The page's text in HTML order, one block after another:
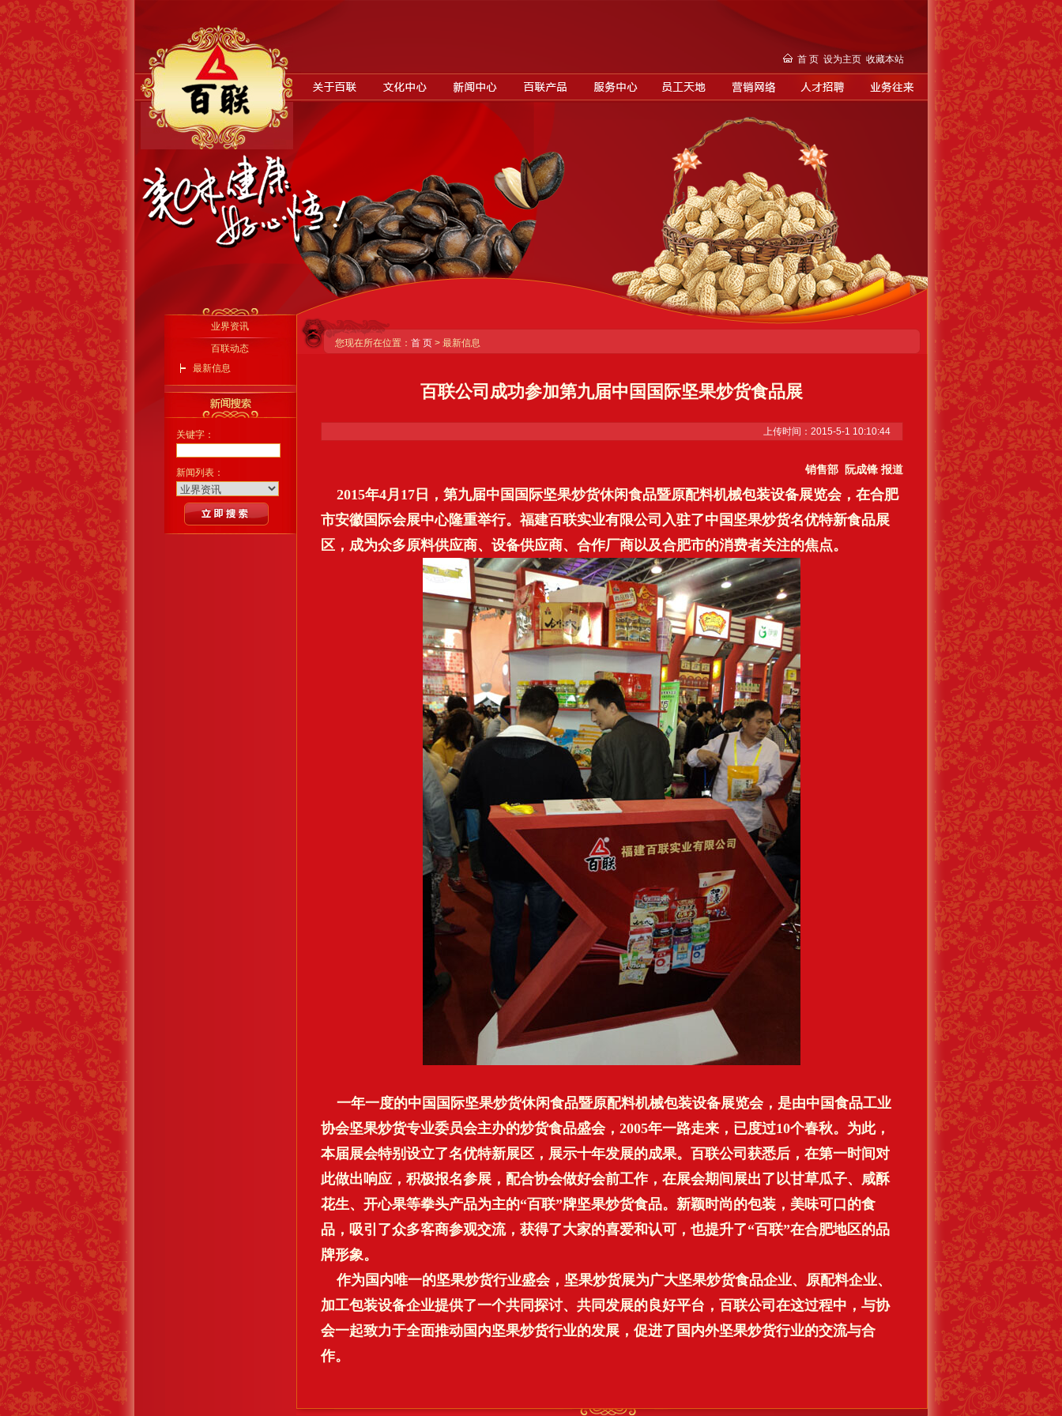
首 页 设为主页 收藏本站
业界资讯
百联动态
最新信息
关键字：
新闻列表：
您现在所在位置： 首 页> 最新信息
百联公司成功参加第九届中国国际坚果炒货食品展
上传时间：2015-5-1 10:10:44
销售部 阮成锋 报道
2015年4月17日，第九届中国国际坚果炒货休闲食品暨原配料机械包装设备展览会，在合肥
市安徽国际会展中心隆重举行。福建百联实业有限公司入驻了中国坚果炒货名优特新食品展
区，成为众多原料供应商、设备供应商、合作厂商以及合肥市的消费者关注的焦点。
一年一度的中国国际坚果炒货休闲食品暨原配料机械包装设备展览会，是由中国食品工业
协会坚果炒货专业委员会主办的炒货食品盛会，2005年一路走来，已度过10个春秋。为此，
本届展会特别设立了名优特新展区，展示十年发展的成果。百联公司获悉后，在第一时间对
此做出响应，积极报名参展，配合协会做好会前工作，在展会期间展出了以甘草瓜子、咸酥
花生、开心果等拳头产品为主的“百联”牌坚果炒货食品。新颖时尚的包装，美味可口的食
品，吸引了众多客商参观交流，获得了大家的喜爱和认可，也提升了“百联”在合肥地区的品
牌形象。
作为国内唯一的坚果炒货行业盛会，坚果炒货展为广大坚果炒货食品企业、原配料企业、
加工包装设备企业提供了一个共同探讨、共同发展的良好平台，百联公司在这过程中，与协
会一起致力于全面推动国内坚果炒货行业的发展，促进了国内外坚果炒货行业的交流与合
作。